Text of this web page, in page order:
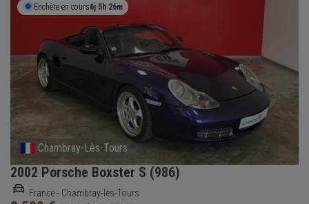
Enchère en cours6j 5h 26m
Chambray-Lès-Tours
2002 Porsche Boxster S (986)
France - Chambray-lès-Tours